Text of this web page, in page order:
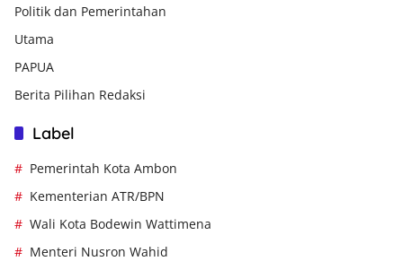
Politik dan Pemerintahan
Utama
PAPUA
Berita Pilihan Redaksi
Label
Pemerintah Kota Ambon
Kementerian ATR/BPN
Wali Kota Bodewin Wattimena
Menteri Nusron Wahid